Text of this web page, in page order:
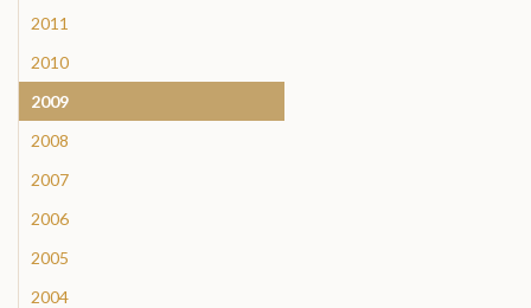
2011
2010
2009
2008
2007
2006
2005
2004